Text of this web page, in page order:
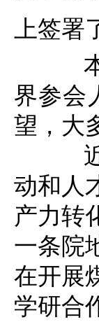
上签署
界参会
望 ， 大
动和人
产力转
一条院
在开展
学研合